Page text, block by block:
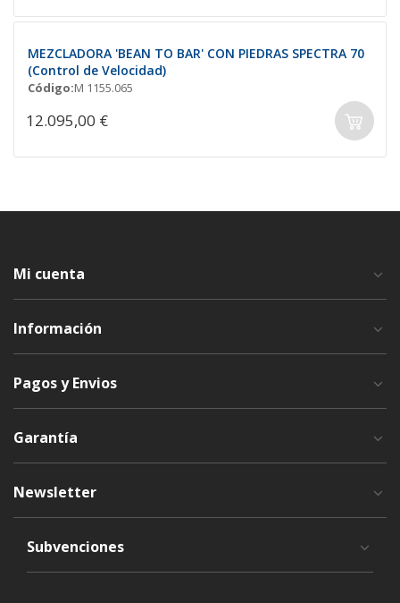
MEZCLADORA 'BEAN TO BAR' CON PIEDRAS SPECTRA 70
(Control de Velocidad)
Código:M 1155.065
12.095,00 €
Mi cuenta
Información
Pagos y Envios
Garantía
Newsletter
Subvenciones